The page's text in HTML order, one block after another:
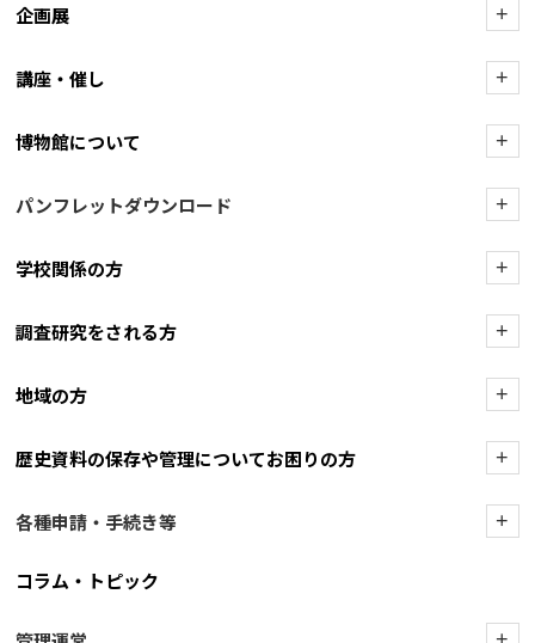
企画展 +
講座・催し +
博物館について +
パンフレットダウンロード +
学校関係の方 +
調査研究をされる方 +
地域の方 +
歴史資料の保存や管理についてお困りの方 +
各種申請・手続き等 +
コラム・トピック